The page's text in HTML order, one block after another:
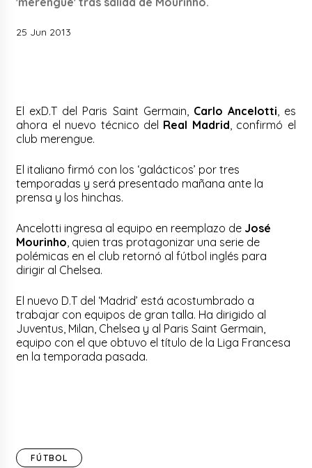
25 Jun 2013
El exD.T del Paris Saint Germain, Carlo Ancelotti, es
ahora el nuevo técnico del Real Madrid, confirmó el
club merengue.
El italiano firmó con los ‘galácticos’ por tres
temporadas y será presentado mañana ante la
prensa y los hinchas.
Ancelotti ingresa al equipo en reemplazo de José
Mourinho, quien tras protagonizar una serie de
polémicas en el club retornó al fútbol inglés para
dirigir al Chelsea.
El nuevo D.T del ‘Madrid’ está acostumbrado a
trabajar con equipos de gran talla. Ha dirigido al
Juventus, Milan, Chelsea y al Paris Saint Germain,
equipo con el que obtuvo el título de la Liga Francesa
en la temporada pasada.
FÚTBOL